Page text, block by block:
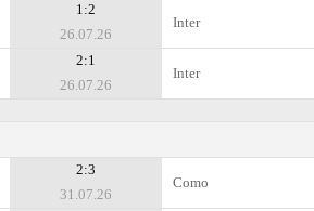
1:2
26.07.26
Inter
2:1
26.07.26
Inter
2:3
31.07.26
Como